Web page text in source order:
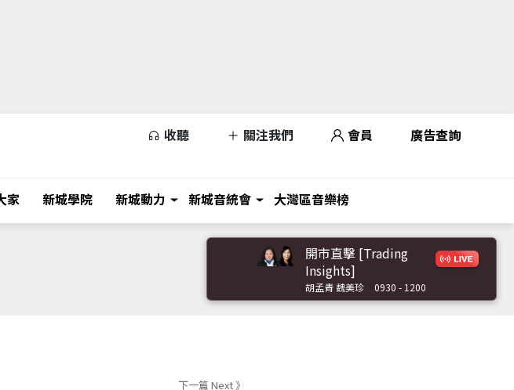
收聽 關注我們 會員 廣告查詢
家 新城學院 新城動力 新城音統會 大灣區音樂榜
開市直擊 [Trading
Insights]
胡孟青 魏美珍 0930 - 1200
下一篇 Next 》